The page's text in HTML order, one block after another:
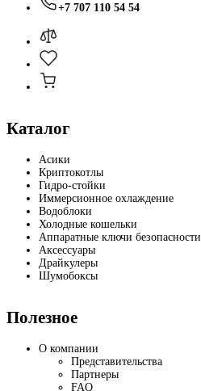
+7 707 110 54 54
Каталог
Асики
Криптокотлы
Гидро-стойки
Иммерсионное охлаждение
Водоблоки
Холодные кошельки
Аппаратные ключи безопасности
Аксессуары
Драйкулеры
Шумобоксы
Полезное
О компании
Представительства
Партнеры
FAQ